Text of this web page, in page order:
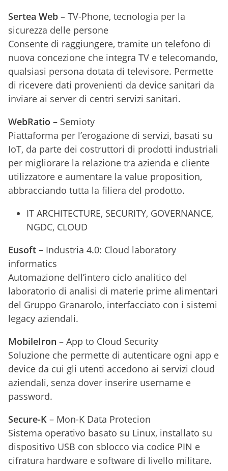
Sertea Web – TV-Phone, tecnologia per la
sicurezza delle persone
Consente di raggiungere, tramite un telefono di
nuova concezione che integra TV e telecomando,
qualsiasi persona dotata di televisore. Permette
di ricevere dati provenienti da device sanitari da
inviare ai server di centri servizi sanitari.
WebRatio – Semioty
Piattaforma per l’erogazione di servizi, basati su
IoT, da parte dei costruttori di prodotti industriali
per migliorare la relazione tra azienda e cliente
utilizzatore e aumentare la value proposition,
abbracciando tutta la filiera del prodotto.
IT ARCHITECTURE, SECURITY, GOVERNANCE,
NGDC, CLOUD
Eusoft – Industria 4.0: Cloud laboratory
informatics
Automazione dell’intero ciclo analitico del
laboratorio di analisi di materie prime alimentari
del Gruppo Granarolo, interfacciato con i sistemi
legacy aziendali.
MobileIron – App to Cloud Security
Soluzione che permette di autenticare ogni app e
device da cui gli utenti accedono ai servizi cloud
aziendali, senza dover inserire username e
password.
Secure-K – Mon-K Data Protecion
Sistema operativo basato su Linux, installato su
dispositivo USB con sblocco via codice PIN e
cifratura hardware e software di livello militare.